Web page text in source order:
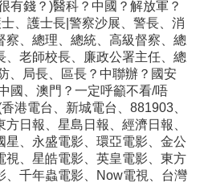
有錢？)醫科？中國？解放軍？
、護士長|警察沙展、警長、消
察、總理、總統、高級督察、總
、老師校長、廉政公署主任、總
、局長、區長？中聯辦？國安
國、澳門？一定呼籲不看/唔
港電台、新城電台、881903、
日報、星島日報、經濟日報、
星、永盛電影、環亞電影、金公
視、星皓電影、英皇電影、東方
、千年蟲電影、Now電視、台灣